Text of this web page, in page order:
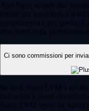
Apri l'app, accedi alla
crypto per visualizzare il
trasferimento e poi quella
altri utenti della piattaforma
Ci sono commissioni per
Se invii Neon EVM a un
istantanea e senza
Neon EVM verso un wallet